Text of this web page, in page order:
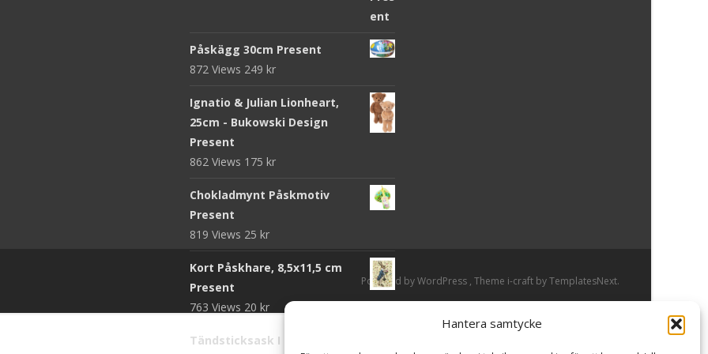
Hantera samtycke
Påskägg 30cm Present
872 Views 249 kr
Ignatio & Julian Lionheart,
25cm - Bukowski Design
Present
862 Views 175 kr
Chokladmynt Påskmotiv
Present
819 Views 25 kr
Kort Påskhare, 8,5x11,5 cm
Present
763 Views 20 kr
Tändsticksask I den enkla bor
Powered by WordPress , Theme i-craft by TemplatesNext.